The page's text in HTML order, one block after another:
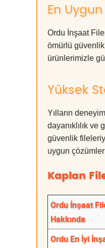
En
Ordu İnşaat
ömürlü
ürünlerimizle
Yüksek
Yılların
dayanıklılık
güvenlik
uygun
Kaplan
Ordu İnşaat
Hakkında
Ordu En İyi